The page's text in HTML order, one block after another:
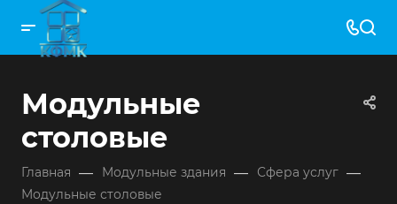
Модульные
столовые
Главная — Модульные здания — Сфера услуг —
Модульные столовые